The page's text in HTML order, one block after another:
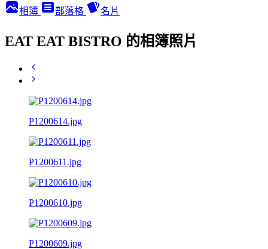
相簿 部落格 名片
EAT EAT BISTRO 的相簿照片
P1200614.jpg
P1200611.jpg
P1200610.jpg
P1200609.jpg